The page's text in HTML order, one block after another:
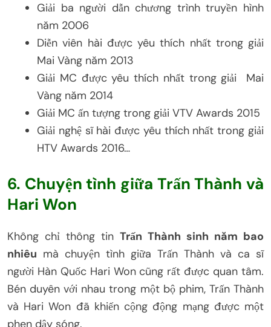
Giải ba người dẫn chương trình truyền hình
năm 2006
Diễn viên hài được yêu thích nhất trong giải
Mai Vàng năm 2013
Giải MC được yêu thích nhất trong giải Mai
Vàng năm 2014
Giải MC ấn tượng trong giải VTV Awards 2015
Giải nghệ sĩ hài được yêu thích nhất trong giải
HTV Awards 2016…
6. Chuyện tình giữa Trấn Thành và
Hari Won
Không chỉ thông tin Trấn Thành sinh năm bao
nhiêu mà chuyện tình giữa Trấn Thành và ca sĩ
người Hàn Quốc Hari Won cũng rất được quan tâm.
Bén duyên với nhau trong một bộ phim, Trấn Thành
và Hari Won đã khiến cộng động mạng được một
phen dậy sóng.